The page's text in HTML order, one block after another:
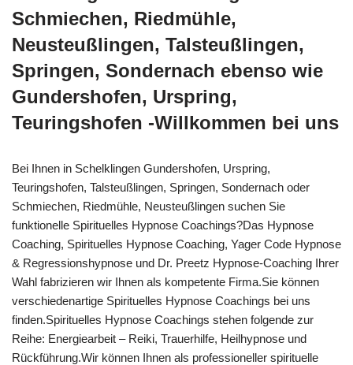
Schmiechen, Riedmühle,
Neusteußlingen, Talsteußlingen,
Springen, Sondernach ebenso wie
Gundershofen, Urspring,
Teuringshofen -Willkommen bei uns
Bei Ihnen in Schelklingen Gundershofen, Urspring,
Teuringshofen, Talsteußlingen, Springen, Sondernach oder
Schmiechen, Riedmühle, Neusteußlingen suchen Sie
funktionelle Spirituelles Hypnose Coachings?Das Hypnose
Coaching, Spirituelles Hypnose Coaching, Yager Code Hypnose
& Regressionshypnose und Dr. Preetz Hypnose-Coaching Ihrer
Wahl fabrizieren wir Ihnen als kompetente Firma.Sie können
verschiedenartige Spirituelles Hypnose Coachings bei uns
finden.Spirituelles Hypnose Coachings stehen folgende zur
Reihe: Energiearbeit – Reiki, Trauerhilfe, Heilhypnose und
Rückführung.Wir können Ihnen als professioneller spirituelle